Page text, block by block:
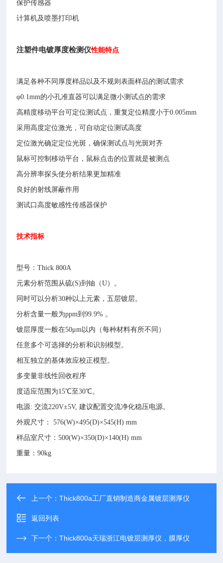
保护传感器
计算机及喷墨打印机
注塑件电镀厚度检测仪性能特点
满足各种不同厚度样品以及不规则表面样品的测试需求
φ0.1mm的小孔准直器可以满足微小测试点的需求
高精度移动平台可定位测试点，重复定位精度小于0.005mm
采用高度定位激光，可自动定位测试高度
定位激光确定定位光斑，确保测试点与光斑对齐
鼠标可控制移动平台，鼠标点击的位置就是被测点
高分辨率探头使分析结果更加精准
良好的射线屏蔽作用
测试口高度敏感性传感器保护
技术指标
型号：Thick 800A
元素分析范围从硫(S)到铀（U）。
同时可以分析30种以上元素，五层镀层。
分析含量一般为ppm到99.9% 。
镀层厚度一般在50μm以内（每种材料有所不同）
任意多个可选择的分析和识别模型。
相互独立的基体效应校正模型。
多变量非线性回收程序
度适应范围为15℃至30℃。
电源: 交流220V±5V, 建议配置交流净化稳压电源。
外观尺寸： 576(W)×495(D)×545(H) mm
样品室尺寸：500(W)×350(D)×140(H) mm
重量：90kg
上一个：Thick800a工厂直销制造商金属镀层测厚仪
返回列表
下一个：Thick800a天瑞浙江电镀层测厚仪，膜厚仪